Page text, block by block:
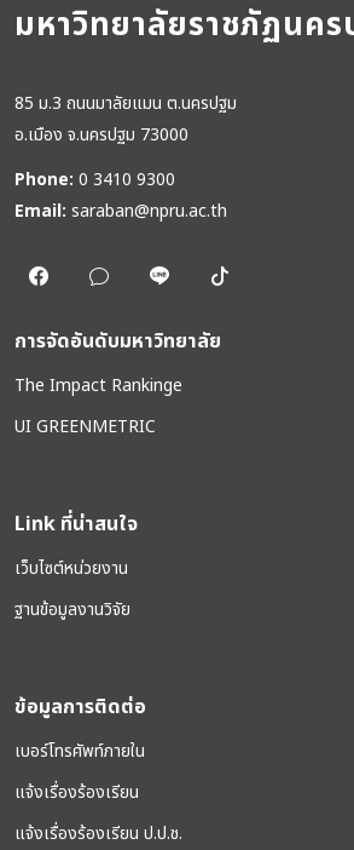
มหาวิทยาลัยราชภัฏนค
85 ม.3 ถนนมาลัยแมน ต.นครปฐม
อ.เมือง จ.นครปฐม 73000
Phone: 0 3410 9300
Email: saraban@npru.ac.th
การจัดอันดับมหาวิทยาลัย
The Impact Rankinge
UI GREENMETRIC
Link ที่น่าสนใจ
เว็บไซต์หน่วยงาน
ฐานข้อมูลงานวิจัย
ข้อมูลการติดต่อ
เบอร์โทรศัพท์ภายใน
แจ้งเรื่องร้องเรียน
แจ้งเรื่องร้องเรียน ป.ป.ช.